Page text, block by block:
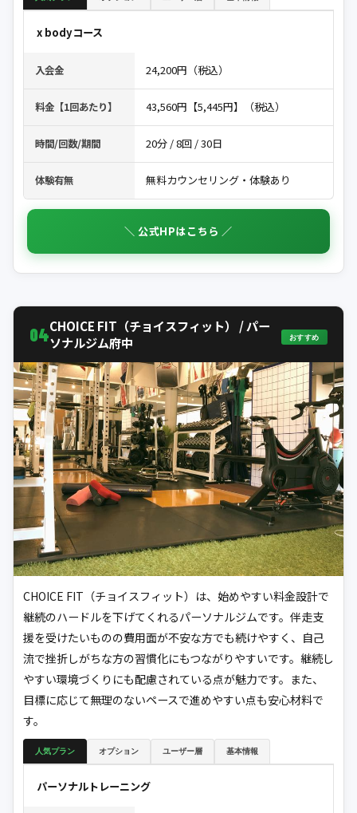
x bodyコース
入会金 24,200円（税込）
料金【1回あたり】 43,560円【5,445円】（税込）
時間/回数/期間 20分 / 8回 / 30日
体験有無 無料カウンセリング・体験あり
＼ 公式HPはこちら ／
04CHOICE FIT（チョイスフィット） / パー
ソナルジム府中
おすすめ
CHOICE FIT（チョイスフィット）は、始めやすい料金設計で
継続のハードルを下げてくれるパーソナルジムです。伴走支
援を受けたいものの費用面が不安な方でも続けやすく、自己
流で挫折しがちな方の習慣化にもつながりやすいです。継続し
やすい環境づくりにも配慮されている点が魅力です。また、
目標に応じて無理のないペースで進めやすい点も安心材料で
す。
人気プラン オプション ユーザー層 基本情報
パーソナルトレーニング